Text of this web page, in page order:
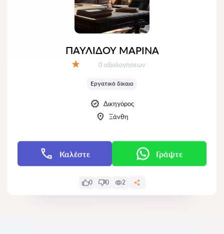
ΠΑΥΛΙΔΟΥ ΜΑΡΙΝΑ
Αξιολογήσεις:
0 αξιολογήσεων
Εργατικό δίκαιο
Δικηγόρος
Ξάνθη
Καλέστε Γράψτε
0 0 2